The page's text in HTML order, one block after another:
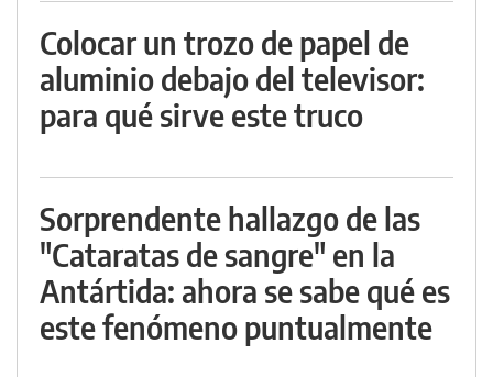
Colocar un trozo de papel de
aluminio debajo del televisor:
para qué sirve este truco
Sorprendente hallazgo de las
"Cataratas de sangre" en la
Antártida: ahora se sabe qué es
este fenómeno puntualmente